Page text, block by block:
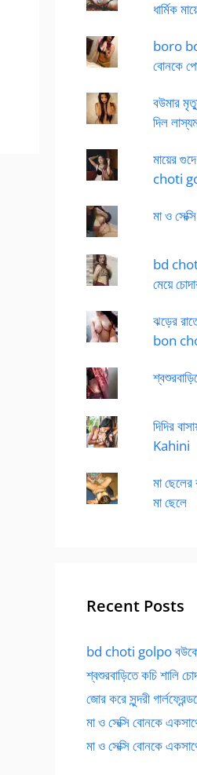
ধার্মিক
boro
বোনকে
বউমার
দিল
মায়ের
choti
মা ও
bd
মেয়ে
ঝড়ের
bon
দিদির
Kahini
মা ছেলের
মা ছেলে
Recent Posts
bd choti golpo বউকে
শ্বশুরবাড়িতে কচি শালি
জোর করে সুন্দরী
মা ও সেক্সি বোনকে
মা ও সেক্সি বোনকে